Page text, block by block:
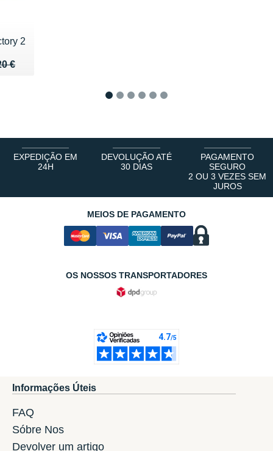
2
€
€
€
EXPEDIÇÃO EM
24H
DEVOLUÇÃO ATÉ
30 DIAS
PAGAMENTO
SEGURO
2 OU 3 VEZES SEM
JUROS
MEIOS DE PAGAMENTO
OS NOSSOS TRANSPORTADORES
Informações Úteis
FAQ
Sóbre Nos
Devolver um artigo